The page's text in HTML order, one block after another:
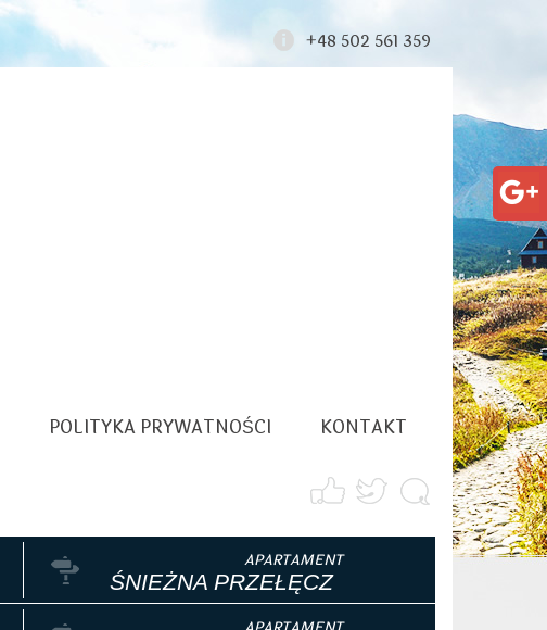
+48 502 561 359
POLITYKA PRYWATNOŚCI KONTAKT
ŚNIEŻNA PRZEŁĘCZ